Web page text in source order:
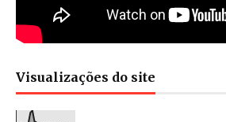
Visualizações do site